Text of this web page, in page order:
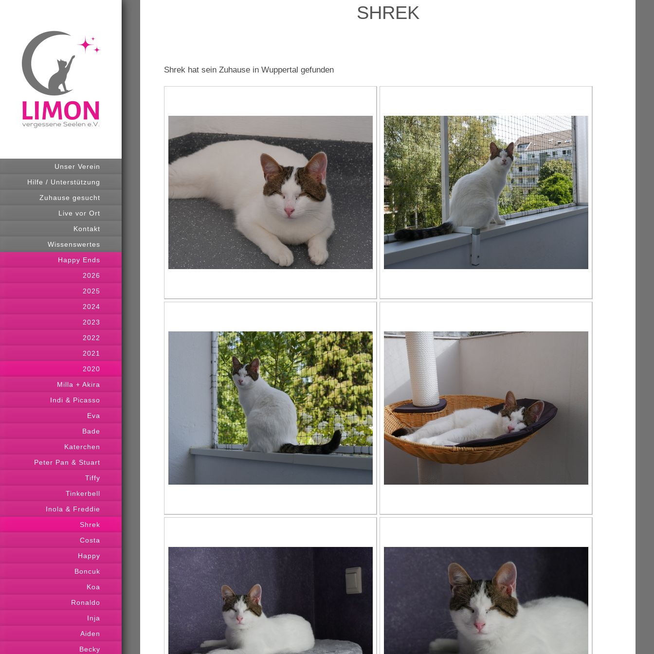
Unser Verein
Hilfe / Unterstützung
Zuhause gesucht
Live vor Ort
Kontakt
Wissenswertes
Happy Ends
2026
2025
2024
2023
2022
2021
2020
Milla + Akira
Indi & Picasso
Eva
Bade
Katerchen
Peter Pan & Stuart
Tiffy
Tinkerbell
Inola & Freddie
Shrek
Costa
Happy
Boncuk
Koa
Ronaldo
Inja
Aiden
Becky
SHREK
Shrek hat sein Zuhause in Wuppertal gefunden